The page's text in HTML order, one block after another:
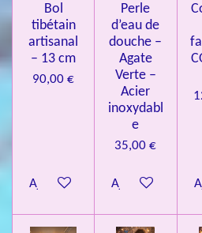
l
Bol
tibétain
artisanal
– 13 cm
90,00 €
Ajouter au panier
Perle
d’eau de
douche –
Agate
Verte –
Acier
inoxydabl
e
35,00 €
Ajouter au panier